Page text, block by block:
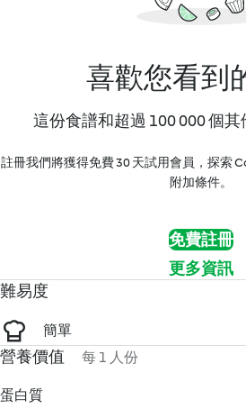
喜歡您看到
這份食譜和超過 100 000 個其
註冊我們將獲得免費 30 天試用會員，探索
附加條件。
免費註冊
更多資訊
難易度
簡單
營養價值 每 1 人份
蛋白質